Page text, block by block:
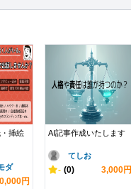
挿絵
ダ
円
AI記事作成いたします
てしお
- (0) 3,000円